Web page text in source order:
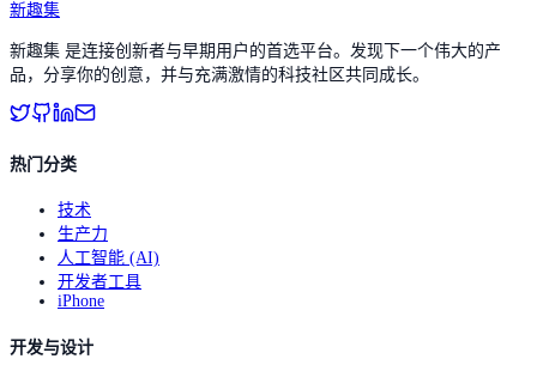
新趣集
新趣集 是连接创新者与早期用户的首选平台。发现下一个伟大的产
品，分享你的创意，并与充满激情的科技社区共同成长。
热门分类
技术
生产力
人工智能 (AI)
开发者工具
iPhone
开发与设计